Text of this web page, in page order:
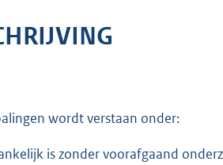
wordt verstaan onder:
is zonder voorafgaand